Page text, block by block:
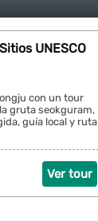
UNESCO
con un tour
gruta seokguram,
guía local y ruta
Ver tour